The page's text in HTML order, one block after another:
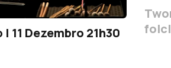
11 Dezembro 21h30